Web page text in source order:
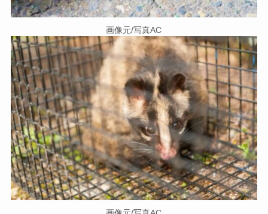
画像元/写真AC